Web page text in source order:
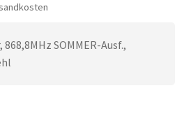
SOMMER-Ausf.,